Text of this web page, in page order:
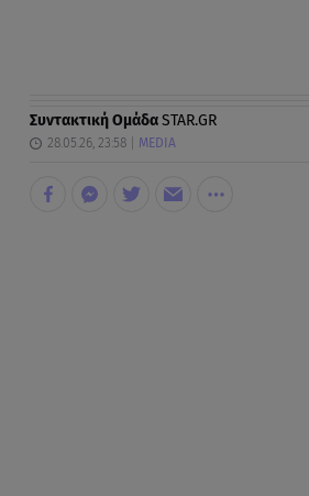
Συντακτική ΟμάδαSTAR.GR
28.05.26, 23:58 MEDIA